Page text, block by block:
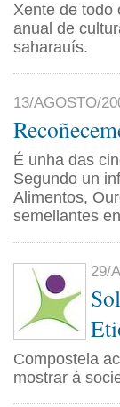
Xente de todo
anual de
saharauís.
13/AGOSTO/
É unha das
Segundo un
Alimentos,
semellantes
29/
Compostela
mostrar á